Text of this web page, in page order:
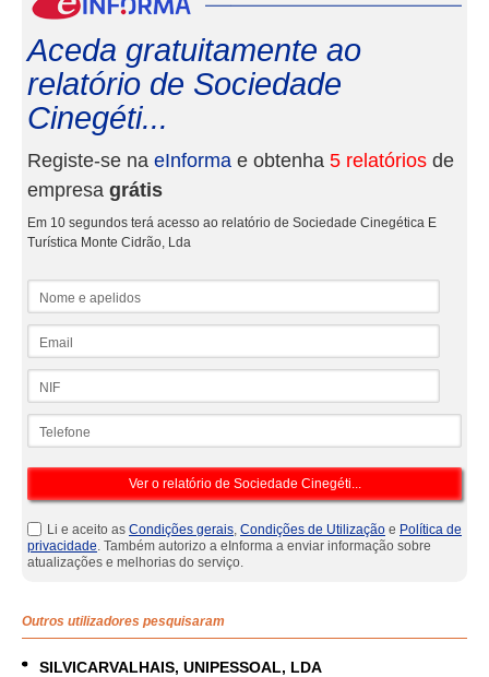
Aceda gratuitamente ao
relatório de Sociedade
Cinegéti...
Registe-se na eInforma e obtenha 5 relatórios de
empresa grátis
Em 10 segundos terá acesso ao relatório de Sociedade Cinegética E
Turística Monte Cidrão, Lda
Li e aceito as Condições gerais, Condições de Utilização e Política de
privacidade. Também autorizo a eInforma a enviar informação sobre
atualizações e melhorias do serviço.
Outros utilizadores pesquisaram
SILVICARVALHAIS, UNIPESSOAL, LDA